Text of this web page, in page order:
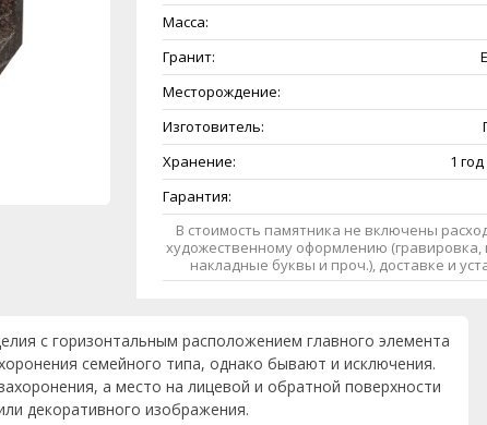
Масса:
Гранит:
Месторождение:
Изготовитель:
Хранение:
1
Гарантия:
В стоимость памятника не включены
художественному оформлению (гравировка,
накладные буквы и проч.), доставке и
с горизонтальным расположением главного элемента
семейного типа, однако бывают и исключения.
а место на лицевой и обратной поверхности
декоративного изображения.